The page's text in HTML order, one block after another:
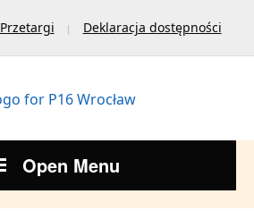
Przetargi Deklaracja dostępności
Open Menu